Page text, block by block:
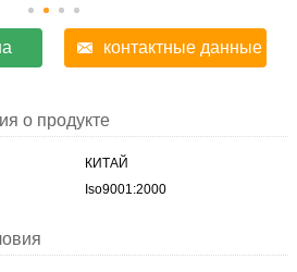
контактные данные
о продукте
КИТАЙ
Iso9001:2000